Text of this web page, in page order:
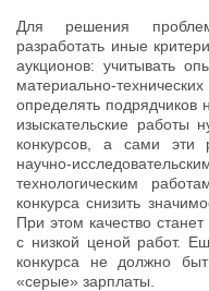
Для решения
разработать иные
аукционов: учитывать
материально-
определять подрядчиков
изыскательские работы
конкурсов, а сами эти
научно-
технологическим
конкурса снизить
При этом качество
с низкой ценой работ.
конкурса не должно
«серые» зарплаты.